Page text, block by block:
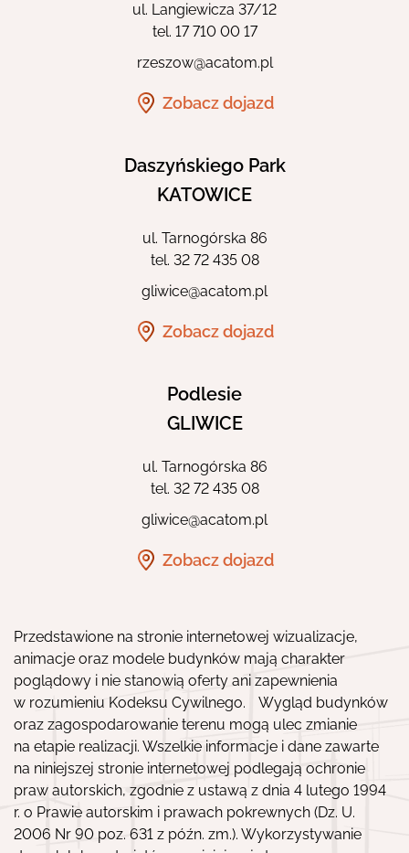
ul. Langiewicza 37/12
tel. 17 710 00 17
rzeszow@acatom.pl
Zobacz dojazd
Daszyńskiego Park
KATOWICE
ul. Tarnogórska 86
tel. 32 72 435 08
gliwice@acatom.pl
Zobacz dojazd
Podlesie
GLIWICE
ul. Tarnogórska 86
tel. 32 72 435 08
gliwice@acatom.pl
Zobacz dojazd
Przedstawione na stronie internetowej wizualizacje,
animacje oraz modele budynków mają charakter
poglądowy i nie stanowią oferty ani zapewnienia
w rozumieniu Kodeksu Cywilnego. Wygląd budynków
oraz zagospodarowanie terenu mogą ulec zmianie
na etapie realizacji. Wszelkie informacje i dane zawarte
na niniejszej stronie internetowej podlegają ochronie
praw autorskich, zgodnie z ustawą z dnia 4 lutego 1994
r. o Prawie autorskim i prawach pokrewnych (Dz. U.
2006 Nr 90 poz. 631 z późn. zm.). Wykorzystywanie